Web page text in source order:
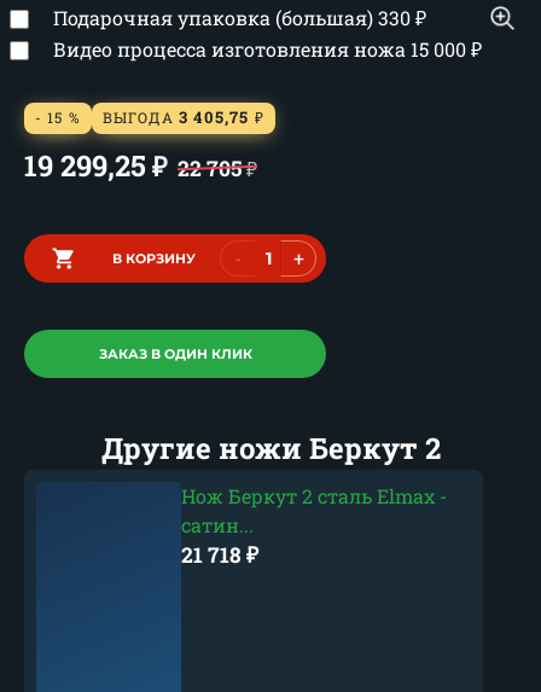
Подарочная упаковка (большая)330₽
Видео процесса изготовления ножа 15 000₽
- 15 % ВЫГОДА 3 405,75 ₽
19 299,25 ₽ 22 705₽
В КОРЗИНУ - +
ЗАКАЗ В ОДИН КЛИК
Другие ножи Беркут 2
Нож Беркут 2 сталь Elmax -
сатин...
21 718 ₽